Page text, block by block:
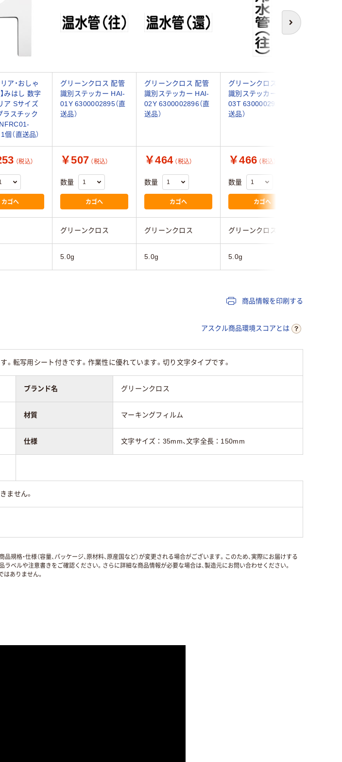
次へ
リア・おしゃ
みはし 数字
ア Sサイズ
ラスチック
（直送品）
グリーンクロス 配管
識別ステッカー HAI-
01Y 6300002895（直
送品）
グリーンクロス 配管
識別ステッカー HAI-
02Y 6300002896（直
送品）
グリーンクロス 配管
識別ステッカー HAI-
03T 6300002939（直
送品）
（税込）
カゴへ
￥507 （税込）
数量
カゴへ
￥464 （税込）
数量
カゴへ
￥466 （税込）
数量
カゴへ
グリーンクロス グリーンクロス グリーンクロス
5.0g 5.0g 5.0g
商品情報を印刷する
アスクル商品環境スコアとは
転写用シート付きです。作業性に優れています。切り文字タイプです。
ブランド名 グリーンクロス
材質 マーキングフィルム
仕様 文字サイズ：35mm、文字全長：150mm
ません。
格・仕様（容量、パッケージ、原材料、原産国など）が変更される場合がございます。このため、実際にお届けする
ベルや注意書きをご確認ください。さらに詳細な商品情報が必要な場合は、製造元にお問い合わせください。
はありません。